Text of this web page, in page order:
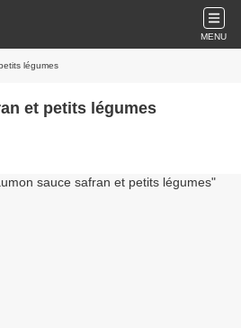
MENU
légumes
et petits légumes